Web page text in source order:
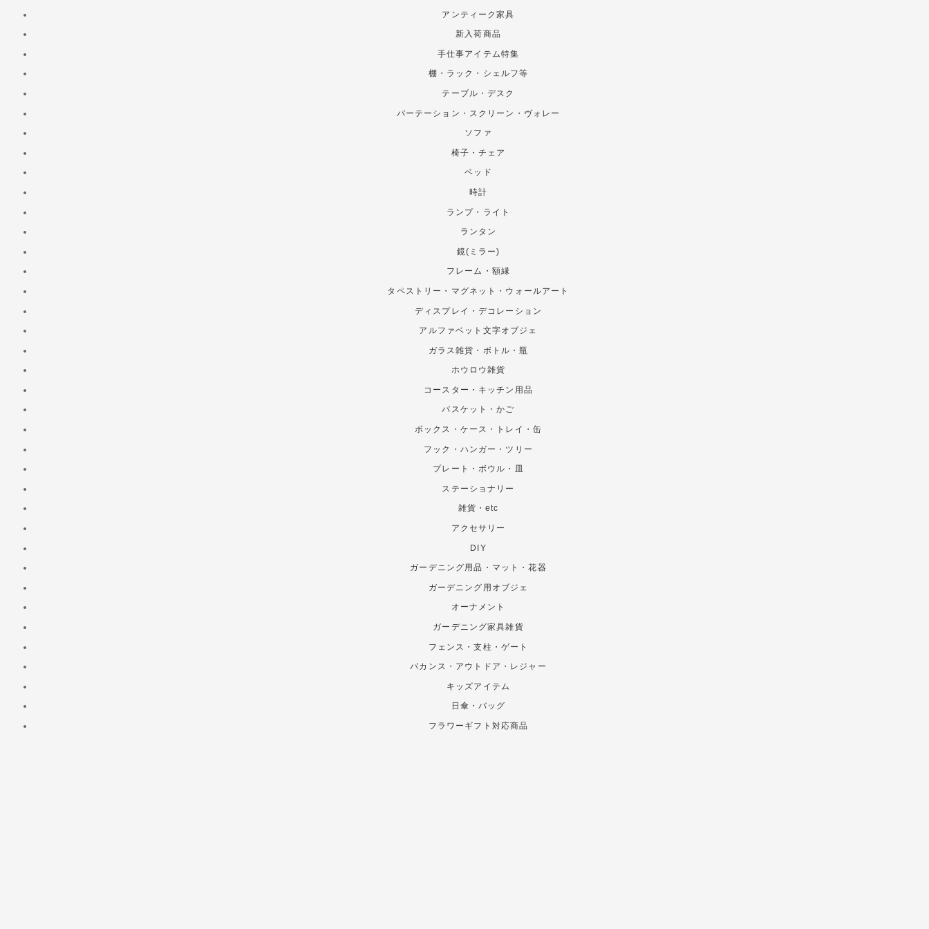
アンティーク家具
新入荷商品
手仕事アイテム特集
棚・ラック・シェルフ等
テーブル・デスク
パーテーション・スクリーン・ヴォレー
ソファ
椅子・チェア
ベッド
時計
ランプ・ライト
ランタン
鏡(ミラー)
フレーム・額縁
タペストリー・マグネット・ウォールアート
ディスプレイ・デコレーション
アルファベット文字オブジェ
ガラス雑貨・ボトル・瓶
ホウロウ雑貨
コースター・キッチン用品
バスケット・かご
ボックス・ケース・トレイ・缶
フック・ハンガー・ツリー
プレート・ボウル・皿
ステーショナリー
雑貨・etc
アクセサリー
DIY
ガーデニング用品・マット・花器
ガーデニング用オブジェ
オーナメント
ガーデニング家具雑貨
フェンス・支柱・ゲート
バカンス・アウトドア・レジャー
キッズアイテム
日傘・バッグ
フラワーギフト対応商品